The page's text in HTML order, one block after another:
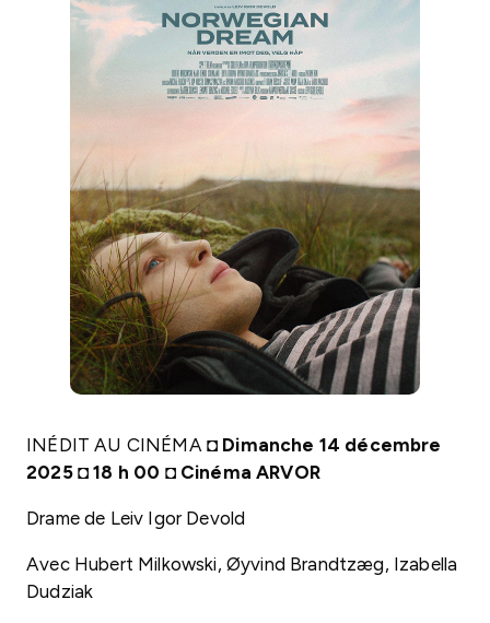
INÉDIT AU CINÉMA ◘ Dimanche 14 décembre
2025 ◘ 18 h 00 ◘ Cinéma ARVOR
Drame de Leiv Igor Devold
Avec Hubert Milkowski, Øyvind Brandtzæg, Izabella
Dudziak